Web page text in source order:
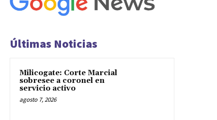
Últimas Noticias
Milicogate: Corte Marcial
sobresee a coronel en
servicio activo
agosto 7, 2026